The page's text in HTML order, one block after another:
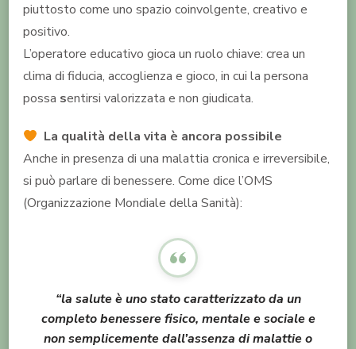
piuttosto come uno spazio coinvolgente, creativo e
positivo.
L’operatore educativo gioca un ruolo chiave: crea un
clima di fiducia, accoglienza e gioco, in cui la persona
possa sentirsi valorizzata e non giudicata.
La qualità della vita è ancora possibile
Anche in presenza di una malattia cronica e irreversibile,
si può parlare di benessere. Come dice l’OMS
(Organizzazione Mondiale della Sanità):
“la salute è uno stato caratterizzato da un
completo benessere fisico, mentale e sociale e
non semplicemente dall’assenza di malattie o